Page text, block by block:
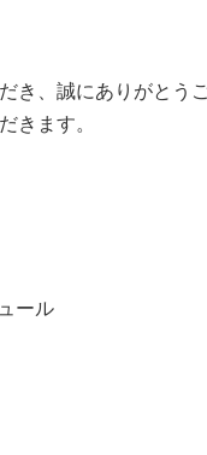
き、誠にありがとう
きます。
ール